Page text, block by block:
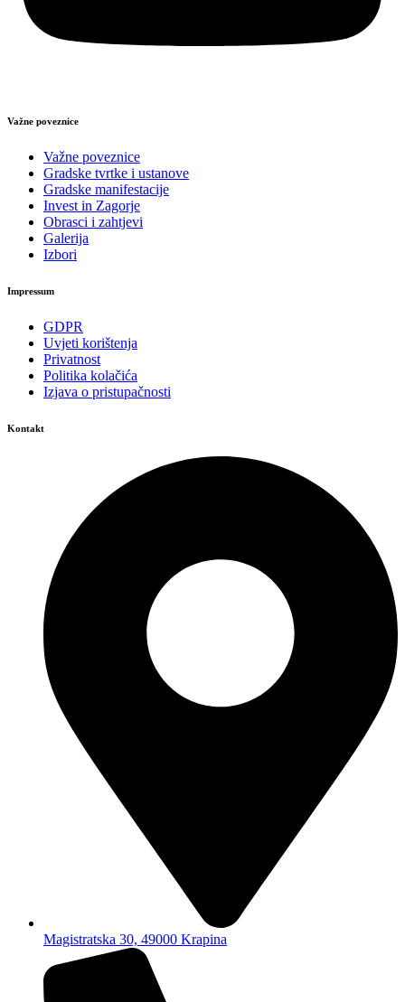
Važne poveznice
Važne poveznice
Gradske tvrtke i ustanove
Gradske manifestacije
Invest in Zagorje
Obrasci i zahtjevi
Galerija
Izbori
Impressum
GDPR
Uvjeti korištenja
Privatnost
Politika kolačića
Izjava o pristupačnosti
Kontakt
Magistratska 30, 49000 Krapina